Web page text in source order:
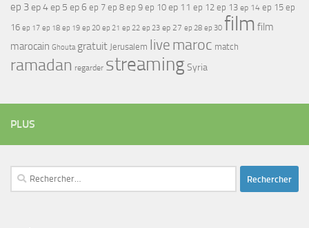
ep 3ep 4ep 5 ep 6 ep 7 ep 8 ep 9 ep 10 ep 11 ep 12 ep 13 ep 14 ep 15 ep
16 ep 17 ep 18 ep 19 ep 20 ep 21 ep 22 ep 23 ep 27 ep 28 ep 30 film film
marocain Ghouta gratuit Jerusalem live maroc match
ramadan regarder streamingSyria
PLUS
Rechercher :